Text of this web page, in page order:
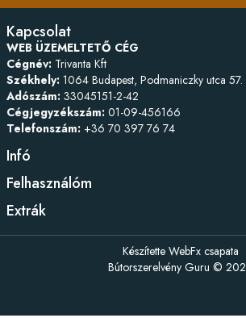
Kapcsolat
WEB ÜZEMELTETŐ CÉG
Cégnév: Trivanta Kft
Székhely: 1064 Budapest, Podmaniczky utca
Adószám: 33045151-2-42
Cégjegyzékszám: 01-09-456166
Telefonszám: +36 70 397 76 74
Infó
Felhasználóm
Extrák
Készítette WebFx csapata
Bútorszerelvény Guru ©